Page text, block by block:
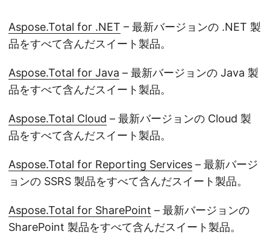
Aspose.Total for .NET – 最新バージョンの .NET 製
品をすべて含んだスイート製品。
Aspose.Total for Java – 最新バージョンの Java 製
品をすべて含んだスイート製品。
Aspose.Total Cloud – 最新バージョンの Cloud 製
品をすべて含んだスイート製品。
Aspose.Total for Reporting Services – 最新バージ
ョンの SSRS 製品をすべて含んだスイート製品。
Aspose.Total for SharePoint – 最新バージョンの
SharePoint 製品をすべて含んだスイート製品。